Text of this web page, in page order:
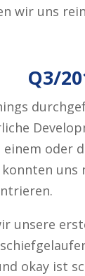
wir uns
Q3/
oder
uns
unsere
okay ist